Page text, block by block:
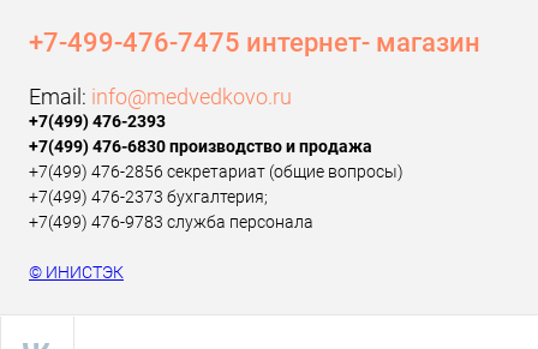
+7-499-476-7475 интернет- магазин
Email: info@medvedkovo.ru
+7(499) 476-2393‬
+7(499) 476-6830 производство и продажа
+7(499) 476-2856 секретариат (общие вопросы)
+7(499) 476-2373 бухгалтерия;
+7(499) 476-9783 служба персонала
© ИНИСТЭК